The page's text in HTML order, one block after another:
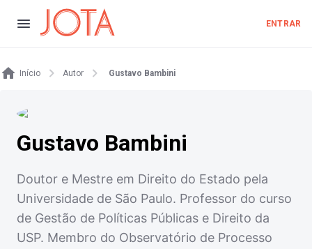
ENTRAR
Início Autor Gustavo Bambini
Gustavo Bambini
Doutor e Mestre em Direito do Estado pela
Universidade de São Paulo. Professor do curso
de Gestão de Políticas Públicas e Direito da
USP. Membro do Observatório de Processo